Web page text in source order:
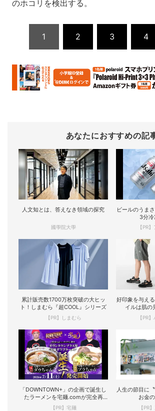
のホコリを検出する。
1 2 3 4
あなたにおすすめの記
人文知とは、答えなき領域の探究
國學院大學
ビールのうま
3分冷
【PR
累計販売数1700万枚突破の大ヒッ
ト！しまむら『超COOL』シリーズ
【PR】しまむら
好印象を与え
イルは肌の
【PR
「DOWNTOWN+」の企画で誕生し
たラーメンを宅麺.comが完全再
現！
【PR】宅麺
人生の節目に
お金
【PR